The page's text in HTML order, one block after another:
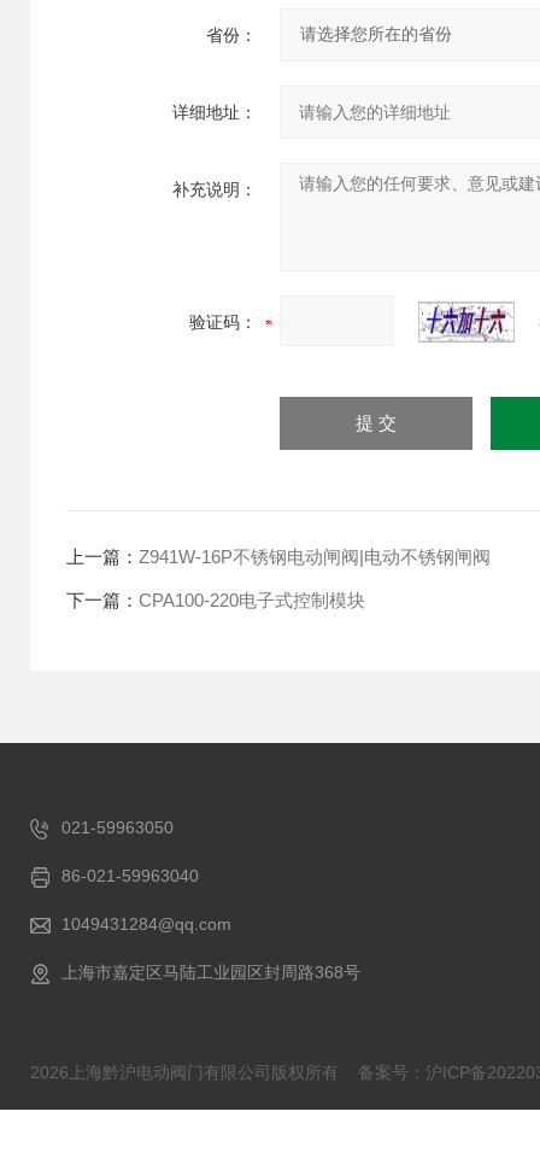
省份：
详细地址：
补充说明：
验证码：
上一篇： Z941W-16P不锈钢电动闸阀|电动不锈钢闸阀
下一篇： CPA100-220电子式控制模块
021-59963050
86-021-59963040
1049431284@qq.com
上海市嘉定区马陆工业园区封周路368号
2026上海黔沪电动阀门有限公司版权所有 备案号：沪ICP备